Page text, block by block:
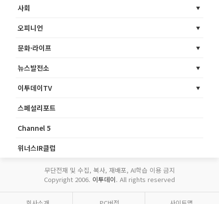
사회
오피니언
문화·라이프
뉴스발전소
이투데이TV
스페셜리포트
Channel 5
위너스IR클럽
무단전재 및 수집, 복사, 재배포, AI학습 이용 금지
Copyright 2006. 이투데이. All rights reserved